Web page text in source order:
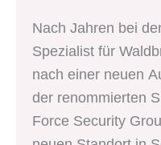
Nach Jahren bei
Spezialist für
nach einer neuen
der renommierten
Force Security